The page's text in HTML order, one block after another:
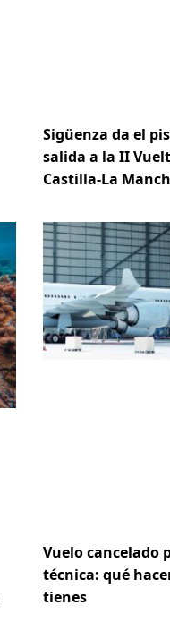
Sigüenza da el
salida a la II
Castilla-La
Vuelo cancelado
técnica: qué
tienes